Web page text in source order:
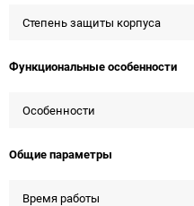
Степень защиты корпуса
Функциональные особенности
Особенности
Общие параметры
Время работы